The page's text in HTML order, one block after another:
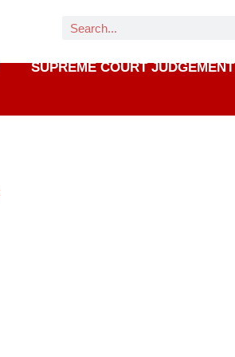
SUPREME COURT JUDGEMENT